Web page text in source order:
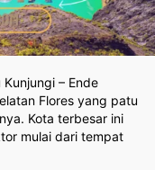
– Ende
Flores yang patu
Kota terbesar ini
mulai dari tempat